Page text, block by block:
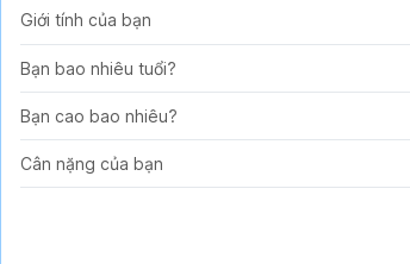
Giới tính của bạn
Bạn bao nhiêu tuổi?
Bạn cao bao nhiêu?
Cân nặng của bạn